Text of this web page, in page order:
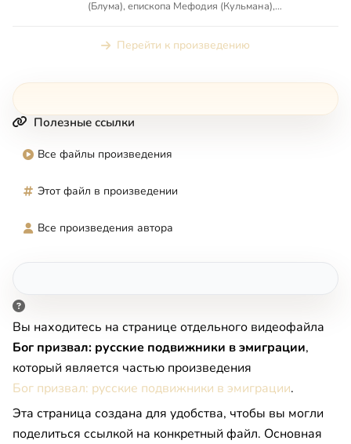
(Блума), епископа Мефодия (Кульмана),
Перейти к произведению
Полезные ссылки
Все файлы произведения
Этот файл в произведении
Все произведения автора
Вы находитесь на странице отдельного видеофайла
Бог призвал: русские подвижники в эмиграции,
который является частью произведения
Бог призвал: русские подвижники в эмиграции.
Эта страница создана для удобства, чтобы вы могли
поделиться ссылкой на конкретный файл. Основная